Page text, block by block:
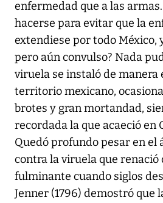
enfermedad que a las
hacerse para evitar que la
extendiese por todo México,
pero aún convulso? Nada
viruela se instaló de manera
territorio mexicano,
brotes y gran mortandad,
recordada la que acaeció en
Quedó profundo pesar en el
contra la viruela que renació
fulminante cuando siglos
Jenner (1796) demostró que